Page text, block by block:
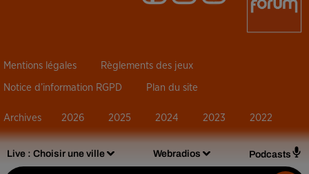
Live : Choisir une ville Webradios Podcasts
Mentions légales Règlements des jeux
Notice d’information RGPD Plan du site
Archives 2026 2025 2024 2023 2022